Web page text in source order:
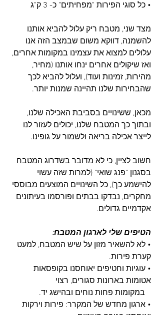
• כל סוגי הפירות "מפחיתים" כ- 3 ק"ג
מצד שני, מטבח ריק עלול להביא אותנו
להשמנה, דווקא משום שבמצב הזה אנו
עלולים למצוא את עצמינו במקומות אחרים,
ואז שיקולים אחרים ינחו אותנו (מחיר,
מהירות, זמינות ועוד), ועלול להביא לכך
שהבחירות שלנו תהיינה שמנות יותר.
מכאן, ששינויים בסביבת האכילה שלנו,
ובתוך כך המטבח שלנו, יכולים לעזור לנו
לייצר אכילה בריאה ולשמור על גופינו.
חשוב לציין, כי לא מדובר בשדרוג המטבח
בסגנון "פנג שואי" (למרות שזה עשוי
להישמע כך), כל השינויים המוצעים מבוססי
מחקרים, נבדקו בבתים ופורסמו בעיתונים
אקדמיים גדולים.
הטיפים שלי לארגון המטבח:
• לא להשאיר מזון על שיש המטבח, למעט
קערת פירות.
• עוגיות וחטיפים יאוחסנו בקופסאות
אטומות בארונות סגורים, רצוי
• ארגון מחדש של המקרר: פירות וירקות